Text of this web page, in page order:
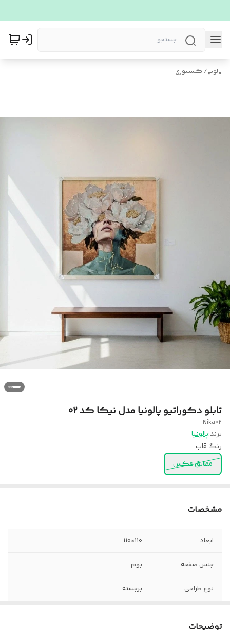
پالونیا/اکسسوری
تابلو دکوراتیو پالونیا مدل نیکا کد 02
Nika02
برند:پالونیا
رنگ قاب
مطابق عکس
مشخصات
ابعاد 110×110
جنس صفحه بوم
نوع طراحی برجسته
توضیحات